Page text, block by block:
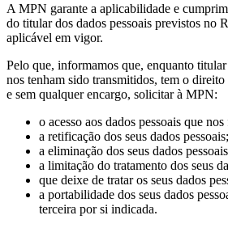
A MPN garante a aplicabilidade e
do titular dos dados pessoais previstos no
aplicável em vigor.
Pelo que, informamos que, enquanto titular
nos tenham sido transmitidos, tem o
e sem qualquer encargo, solicitar à MPN:
o acesso aos dados pessoais que
a retificação dos seus dados pessoais;
a eliminação dos seus dados
a limitação do tratamento dos seus
que deixe de tratar os seus dados
a portabilidade dos seus dados
terceira por si indicada.